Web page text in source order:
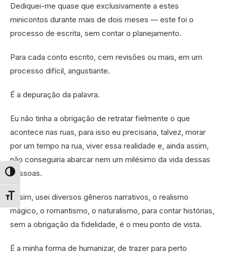
Alternar alto contraste
Alternar tamanho da fonte
Dediquei-me quase que exclusivamente a estes
minicontos durante mais de dois meses — este foi o
processo de escrita, sem contar o planejamento.
Para cada conto escrito, cem revisões ou mais, em um
processo difícil, angustiante.
É a depuração da palavra.
Eu não tinha a obrigação de retratar fielmente o que
acontece nas ruas, para isso eu precisaria, talvez, morar
por um tempo na rua, viver essa realidade e, ainda assim,
não conseguiria abarcar nem um milésimo da vida dessas
pessoas.
Assim, usei diversos gêneros narrativos, o realismo
mágico, o romantismo, o naturalismo, para contar histórias,
sem a obrigação da fidelidade, é o meu ponto de vista.
É a minha forma de humanizar, de trazer para perto